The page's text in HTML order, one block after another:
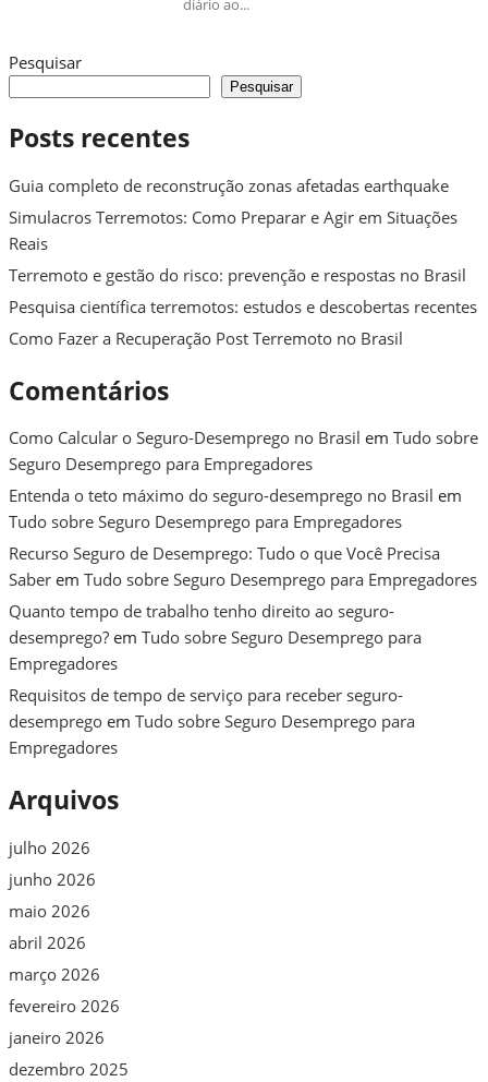
diário ao...
Pesquisar
Pesquisar
Posts recentes
Guia completo de reconstrução zonas afetadas earthquake
Simulacros Terremotos: Como Preparar e Agir em Situações
Reais
Terremoto e gestão do risco: prevenção e respostas no Brasil
Pesquisa científica terremotos: estudos e descobertas recentes
Como Fazer a Recuperação Post Terremoto no Brasil
Comentários
Como Calcular o Seguro-Desemprego no Brasil em Tudo sobre
Seguro Desemprego para Empregadores
Entenda o teto máximo do seguro-desemprego no Brasil em
Tudo sobre Seguro Desemprego para Empregadores
Recurso Seguro de Desemprego: Tudo o que Você Precisa
Saber em Tudo sobre Seguro Desemprego para Empregadores
Quanto tempo de trabalho tenho direito ao seguro-
desemprego? em Tudo sobre Seguro Desemprego para
Empregadores
Requisitos de tempo de serviço para receber seguro-
desemprego em Tudo sobre Seguro Desemprego para
Empregadores
Arquivos
julho 2026
junho 2026
maio 2026
abril 2026
março 2026
fevereiro 2026
janeiro 2026
dezembro 2025